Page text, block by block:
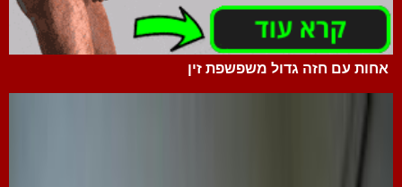
אחות עם חזה גדול משפשפת זין